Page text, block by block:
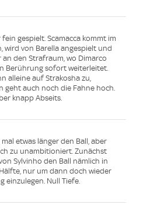
fein gespielt. Scamacca kommt im
wird von Barella angespielt und
den Strafraum, wo Dimarco
Berührung sofort weiterleitet.
alleine auf Strakosha zu,
geht auch noch die Fahne hoch.
knapp Abseits.
etwas länger den Ball, aber
zu unambitioniert. Zunächst
Sylvinho den Ball nämlich in
nur um dann doch wieder
einzulegen. Null Tiefe.